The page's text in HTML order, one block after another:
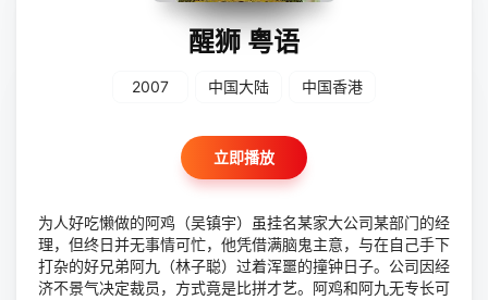
醒狮 粤语
2007 中国大陆 中国香港
立即播放
为人好吃懒做的阿鸡（吴镇宇）虽挂名某家大公司某部门的经
理，但终日并无事情可忙，他凭借满脑鬼主意，与在自己手下
打杂的好兄弟阿九（林子聪）过着浑噩的撞钟日子。公司因经
济不景气决定裁员，方式竟是比拼才艺。阿鸡和阿九无专长可